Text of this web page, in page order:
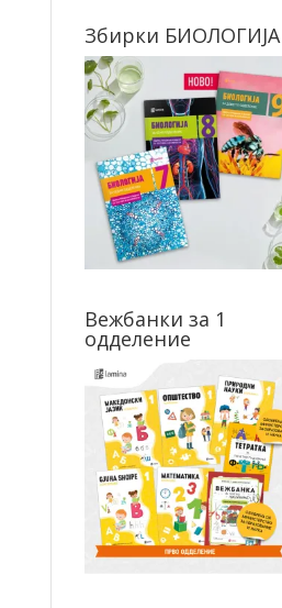
Збирки БИОЛОГИЈА
Вежбанки за 1
одделение